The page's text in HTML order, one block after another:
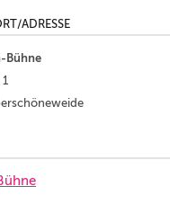
ADRESSE
Bühne